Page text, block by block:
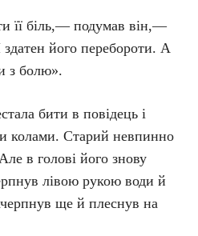
її біль,— подумав він,—
його перебороти. А
з болю».
бити в повідець і
колами. Старий невпинно
в голові його знову
лівою рукою води й
ще й плеснув на